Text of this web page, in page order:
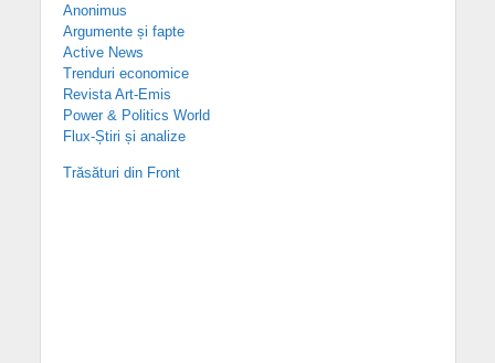
Anonimus
Argumente și fapte
Active News
Trenduri economice
Revista Art-Emis
Power & Politics World
Flux-Știri și analize
Trăsături din Front